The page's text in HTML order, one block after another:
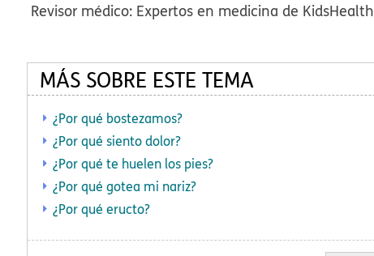
Revisor médico: Expertos en medicina de KidsHealth
MÁS SOBRE ESTE TEMA
¿Por qué bostezamos?
¿Por qué siento dolor?
¿Por qué te huelen los pies?
¿Por qué gotea mi nariz?
¿Por qué eructo?